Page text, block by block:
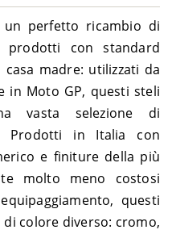
perfetto ricambio di
prodotti con standard
madre: utilizzati da
in Moto GP, questi steli
vasta selezione di
Prodotti in Italia con
e finiture della più
molto meno costosi
questi
colore diverso: cromo,